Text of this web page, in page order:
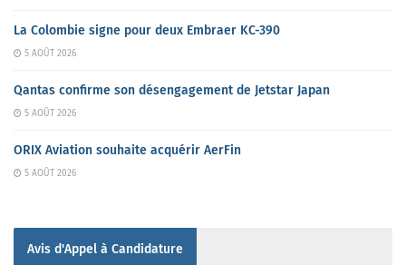
La Colombie signe pour deux Embraer KC-390
5 AOÛT 2026
Qantas confirme son désengagement de Jetstar Japan
5 AOÛT 2026
ORIX Aviation souhaite acquérir AerFin
5 AOÛT 2026
Avis d'Appel à Candidature